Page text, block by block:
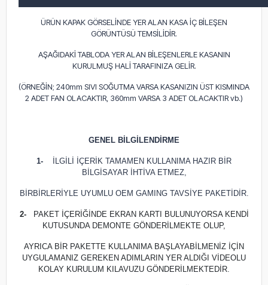
ÜRÜN KAPAK GÖRSELİNDE YER ALAN KASA İÇ BİLEŞEN
GÖRÜNTÜSÜ TEMSİLİDİR.
AŞAĞIDAKİ TABLODA YER ALAN BİLEŞENLERLE KASANIN
KURULMUŞ HALİ TARAFINIZA GELİR.
(ÖRNEĞİN; 240mm SIVI SOĞUTMA VARSA KASANIZIN ÜST KISMINDA
2 ADET FAN OLACAKTIR, 360mm VARSA 3 ADET OLACAKTIR vb.)
GENEL BİLGİLENDİRME
1-
İLGİLİ İÇERİK TAMAMEN KULLANIMA HAZIR BİR
BİLGİSAYAR İHTİVA ETMEZ,
BİRBİRLERİYLE UYUMLU OEM GAMING TAVSİYE PAKETİDİR.
2-
PAKET İÇERİĞİNDE EKRAN KARTI BULUNUYORSA KENDİ
KUTUSUNDA DEMONTE GÖNDERİLMEKTE OLUP,
AYRICA BİR PAKETTE KULLANIMA BAŞLAYABİLMENİZ İÇİN
UYGULAMANIZ GEREKEN ADIMLARIN YER ALDIĞI VİDEOLU
KOLAY KURULUM KILAVUZU GÖNDERİLMEKTEDİR.